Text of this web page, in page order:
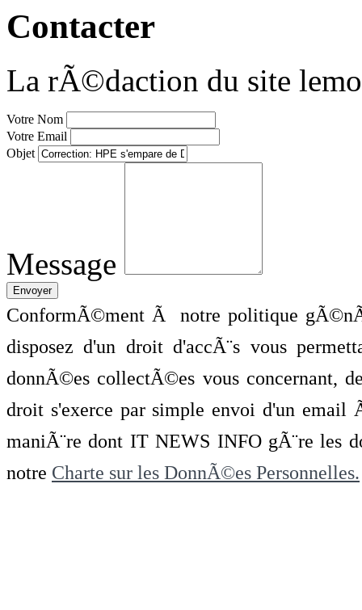
Contacter
La rÃ©daction du site
Votre Nom
Votre Email
Objet
Message
ConformÃ©ment Ã notre politique
disposez d'un droit d'accÃ¨s vous
donnÃ©es collectÃ©es vous concernant,
droit s'exerce par simple envoi d'un
maniÃ¨re dont IT NEWS INFO gÃ¨re les
notre Charte sur les DonnÃ©es Personnelles.